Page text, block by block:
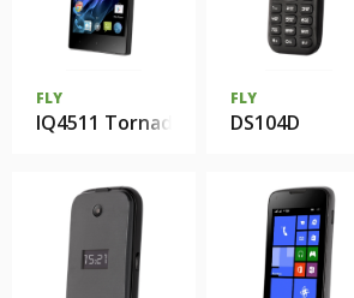
FLY
IQ4511 Tornado One Octa
FLY
DS104D